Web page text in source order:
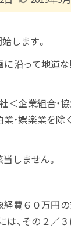
します。
に沿って地道
＜企業組合・
・娯楽業を除
しません。
経費６０万円
、その２／